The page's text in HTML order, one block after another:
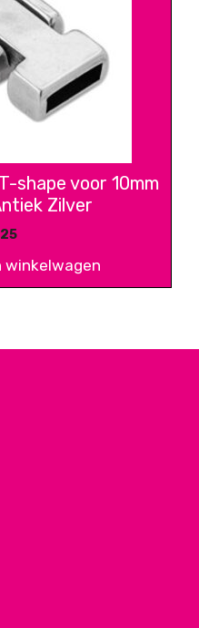
shape voor 10mm
Zilver
winkelwagen